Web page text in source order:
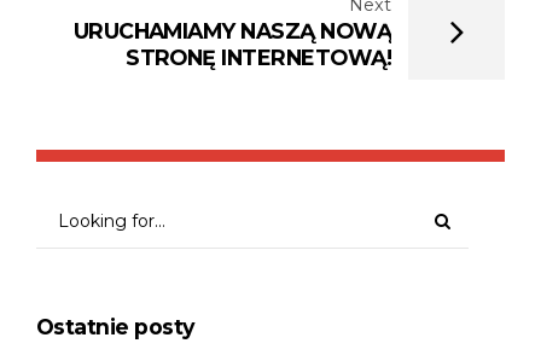
URUCHAMIAMY NASZĄ NOWĄ
STRONĘ INTERNETOWĄ!
Ostatnie posty